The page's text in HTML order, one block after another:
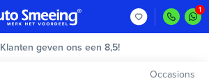
Klanten geven ons een 8,5!
Occasions